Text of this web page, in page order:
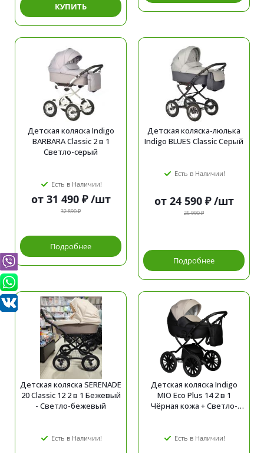
КУПИТЬ
Детская коляска Indigo
BARBARA Classic 2 в 1
Светло-серый
Есть в Наличии!
от 31 490 ₽ /шт
32 890 ₽
Подробнее
Детская коляска-люлька
Indigo BLUES Classic Серый
Есть в Наличии!
от 24 590 ₽ /шт
25 990 ₽
Подробнее
Детская коляска SERENADE
20 Classic 12 2 в 1 Бежевый
- Светло-бежевый
Есть в Наличии!
Детская коляска Indigo
MIO Eco Plus 14 2 в 1
Чёрная кожа + Светло-
Есть в Наличии!